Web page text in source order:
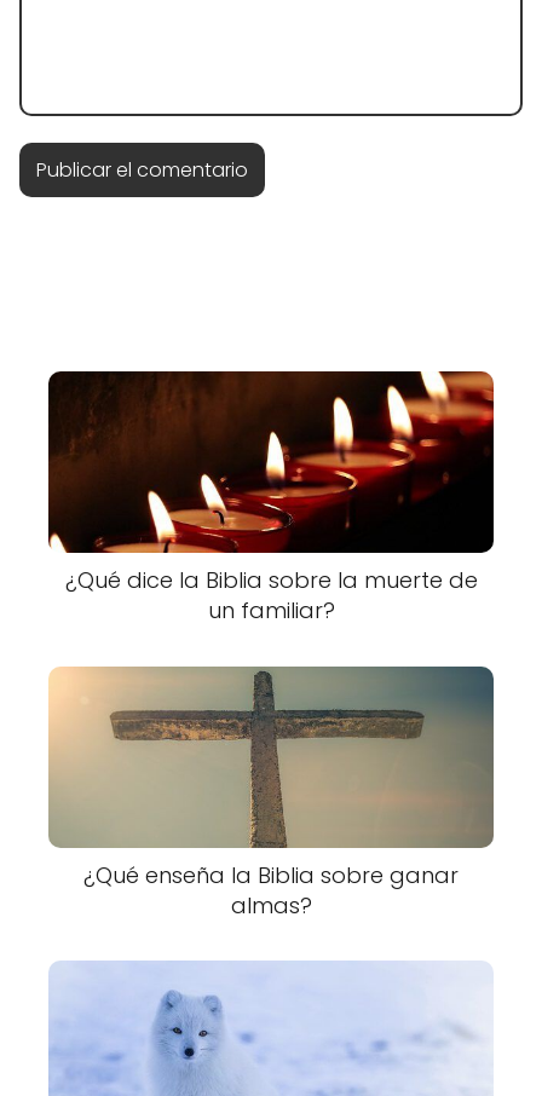
¿Qué dice la Biblia sobre la muerte de
un familiar?
¿Qué enseña la Biblia sobre ganar
almas?